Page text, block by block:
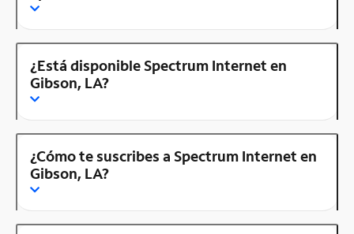
¿Está disponible Spectrum Internet en
Gibson, LA?
¿Cómo te suscribes a Spectrum Internet en
Gibson, LA?